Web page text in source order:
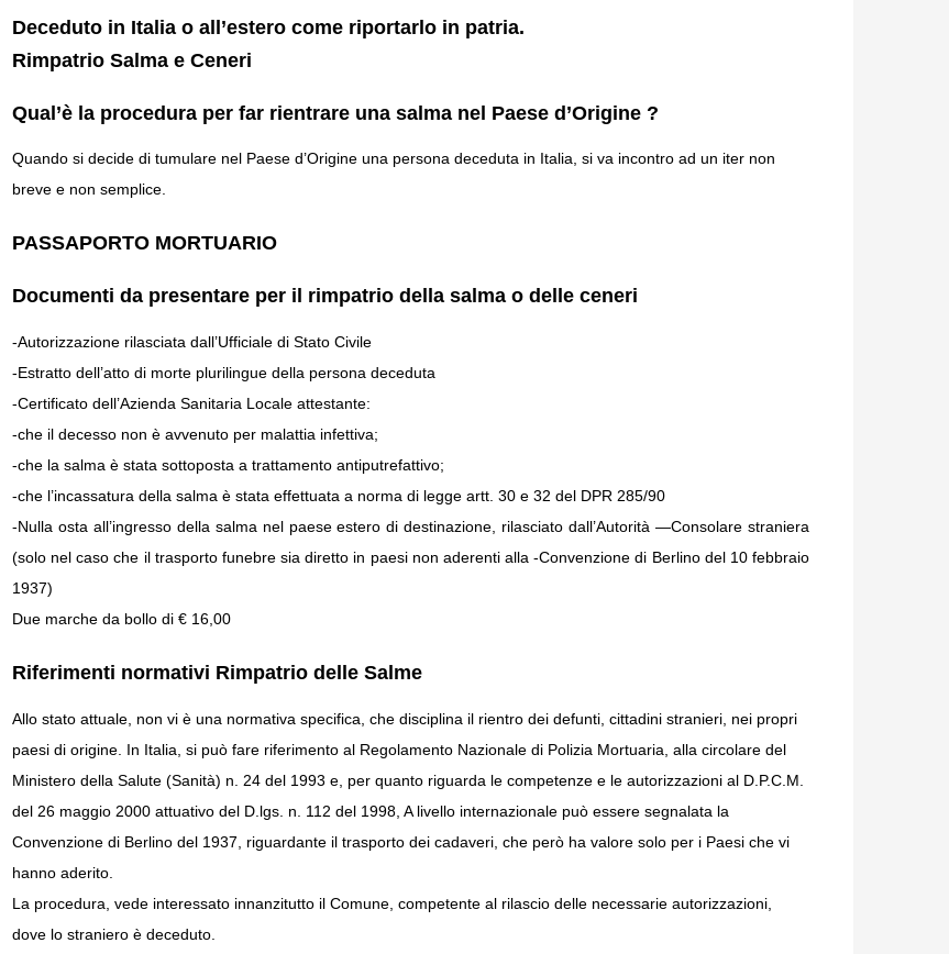
Deceduto in Italia o all’estero come riportarlo in patria.
Rimpatrio Salma e Ceneri
Qual’è la procedura per far rientrare una salma nel Paese d’Origine ?
Quando si decide di tumulare nel Paese d’Origine una persona deceduta in Italia, si va incontro ad un iter non
breve e non semplice.
PASSAPORTO MORTUARIO
Documenti da presentare per il rimpatrio della salma o delle ceneri
-Autorizzazione rilasciata dall’Ufficiale di Stato Civile
-Estratto dell’atto di morte plurilingue della persona deceduta
-Certificato dell’Azienda Sanitaria Locale attestante:
-che il decesso non è avvenuto per malattia infettiva;
-che la salma è stata sottoposta a trattamento antiputrefattivo;
-che l’incassatura della salma è stata effettuata a norma di legge artt. 30 e 32 del DPR 285/90
-Nulla osta all’ingresso della salma nel paese estero di destinazione, rilasciato dall’Autorità —Consolare straniera
(solo nel caso che il trasporto funebre sia diretto in paesi non aderenti alla -Convenzione di Berlino del 10 febbraio
1937)
Due marche da bollo di € 16,00
Riferimenti normativi Rimpatrio delle Salme
Allo stato attuale, non vi è una normativa specifica, che disciplina il rientro dei defunti, cittadini stranieri, nei propri
paesi di origine. In Italia, si può fare riferimento al Regolamento Nazionale di Polizia Mortuaria, alla circolare del
Ministero della Salute (Sanità) n. 24 del 1993 e, per quanto riguarda le competenze e le autorizzazioni al D.P.C.M.
del 26 maggio 2000 attuativo del D.lgs. n. 112 del 1998, A livello internazionale può essere segnalata la
Convenzione di Berlino del 1937, riguardante il trasporto dei cadaveri, che però ha valore solo per i Paesi che vi
hanno aderito.
La procedura, vede interessato innanzitutto il Comune, competente al rilascio delle necessarie autorizzazioni,
dove lo straniero è deceduto.